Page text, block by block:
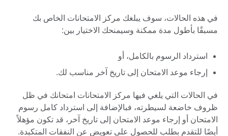
في هذه الحالات، سوف يبلغك مركز الامتحانات الخاص بك
مسبقًا بأطول مدة ممكنة وسيمنحك الاختيار بين:
استرداد الرسوم بالكامل، أو
إرجاء موعد الامتحان إلى تاريخ آخر مناسب لك.
في الحالات التي يلغي فيها مركز الامتحانات امتحانك في ظل
ظروف خاضعة لسيطرته، فبالإضافة إلى استرداد كامل رسوم
الامتحان أو إرجاء موعد الامتحان إلى تاريخ آخر، قد تكون مؤهلاً
أيضًا للتقدم بطلب للحصول على تعويض عن النفقات المتكبدة.